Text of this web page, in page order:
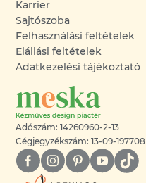
Karrier
Sajtószoba
Felhasználási feltételek
Elállási feltételek
Adatkezelési tájékoztató
Adószám: 14260960-2-13
Cégjegyzékszám: 13-09-197708